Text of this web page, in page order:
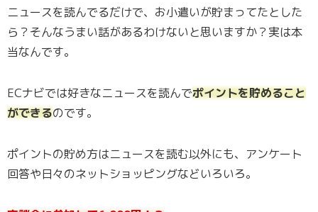
ニュースを読んでるだけで、お小遣いが貯まってたとした
ら？そんなうまい話があるわけないと思いますか？実は本
当なんです。
ECナビでは好きなニュースを読んでポイントを貯めること
ができるのです。
ポイントの貯め方はニュースを読む以外にも、アンケート
回答や日々のネットショッピングなどいろいろ。